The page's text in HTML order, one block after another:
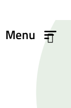
Menu